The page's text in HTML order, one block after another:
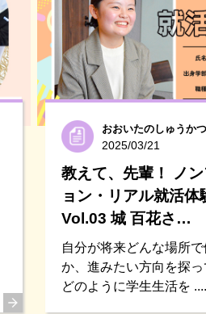
おおいたのしゅうかつ
2025/03/21
教えて、先輩！ ノ
ョン・リアル就活体
Vol.03 城 百花さ…
自分が将来どんな場所
か、進みたい方向を探
どのように学生生活を